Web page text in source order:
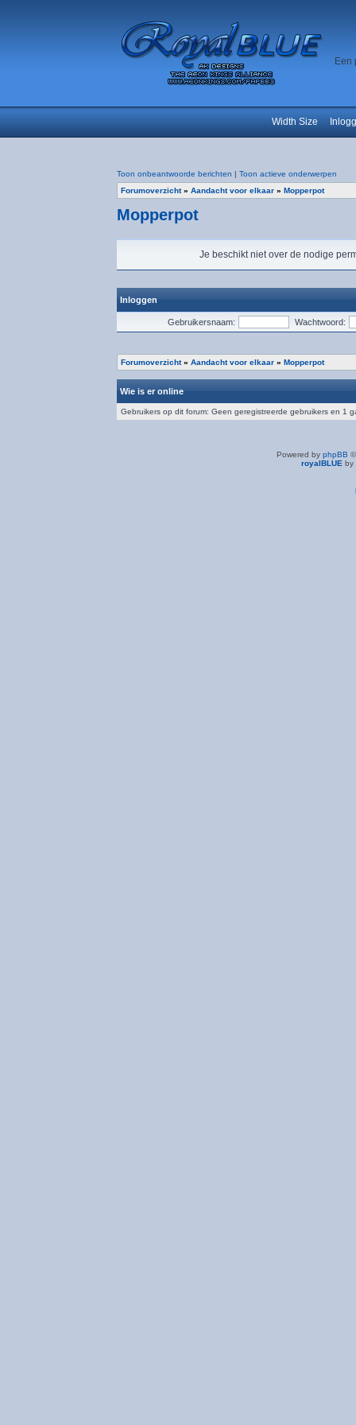
Een
Width Size
Toon onbeantwoorde berichten | Toon actieve onderwerpen
Forumoverzicht» Aandacht voor elkaar » Mopperpot
Mopperpot
Je beschikt niet over de nodige
Inloggen
Gebruikersnaam: Wachtwoord:
Forumoverzicht» Aandacht voor elkaar » Mopperpot
Wie is er online
Gebruikers op dit forum: Geen geregistreerde gebruikers en 1
Powered by phpBB
royalBLUE by